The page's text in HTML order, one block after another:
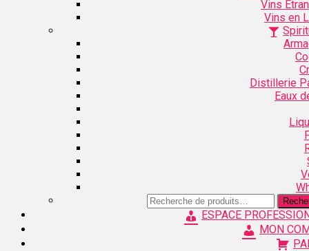
Vins
Vins en
Distillerie
Eaux
Recherche
pour :
ESPACE
MON